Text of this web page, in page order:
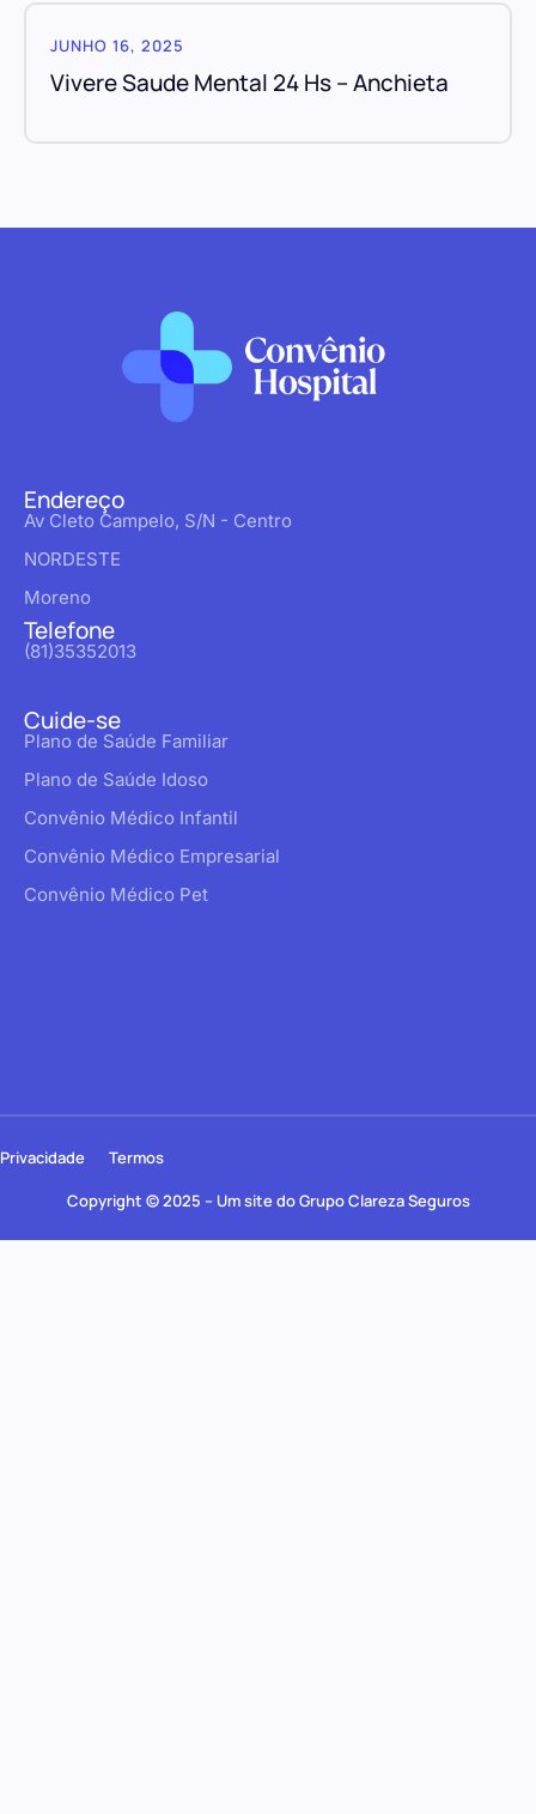
JUNHO 16, 2025
Vivere Saude Mental 24 Hs – Anchieta
Endereço
Av Cleto Campelo, S/N - Centro
NORDESTE
Moreno
Telefone
(81)35352013
Cuide-se
Plano de Saúde Familiar
Plano de Saúde Idoso
Convênio Médico Infantil
Convênio Médico Empresarial
Convênio Médico Pet
Copyright © 2025 – Um site do Grupo Clareza Seguros
Privacidade Termos